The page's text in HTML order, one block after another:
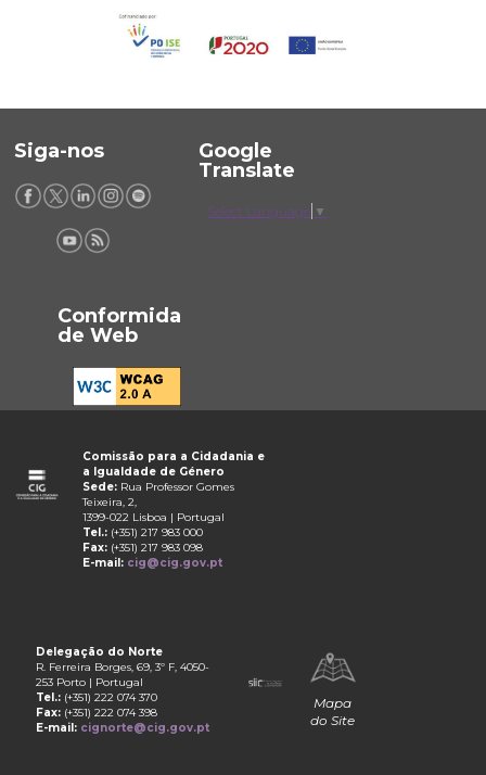
Siga-nos
Google
Translate
Select Language ▼
Conformida
de Web
Comissão para a Cidadania e
a Igualdade de Género
Sede: Rua Professor Gomes
Teixeira, 2,
1399-022 Lisboa | Portugal
Tel.: (+351) 217 983 000
Fax: (+351) 217 983 098
E-mail: cig@cig.gov.pt
Delegação do Norte
R. Ferreira Borges, 69, 3º F, 4050-
253 Porto | Portugal
Tel.: (+351) 222 074 370
Fax: (+351) 222 074 398
E-mail: cignorte@cig.gov.pt
Mapa
do Site